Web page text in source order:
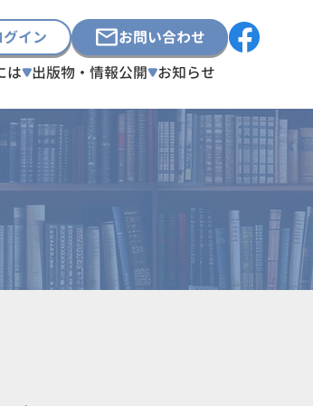
イン
お問い合わせ
は 出版物・情報公開 お知らせ